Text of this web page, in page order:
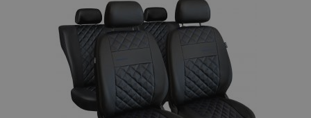
lista
desideri